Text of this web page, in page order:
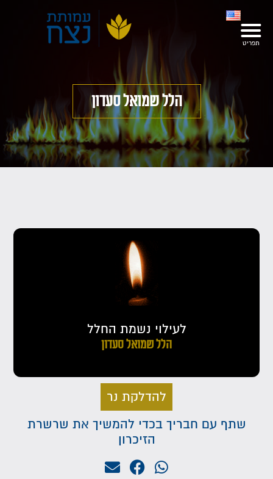
הלל שמואל סעדון
לעילוי נשמת החלל
הלל שמואל סעדון
להדלקת נר
שתף עם חבריך בכדי להמשיך את שרשרת
הזיכרון